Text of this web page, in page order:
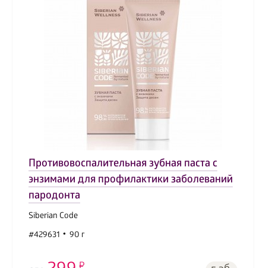
Противовоспалительная зубная паста с
энзимами для профилактики заболеваний
пародонта
Siberian Code
#429631
90 г